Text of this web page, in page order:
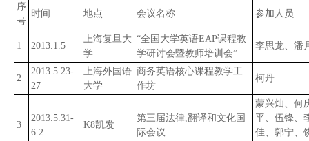
序
号
时间 地点 会议名称 参加人员
1 2013.1.5
上海复旦大
学
“全国大学英语EAP课程教
学研讨会暨教师培训会”
李思龙、潘
2
2013.5.23-
27
上海外国语
大学
商务英语核心课程教学工
作坊
柯丹
3
2013.5.31-
6.2
K8凯发
第三届法律,翻译和文化国
际会议
蒙兴灿、何
平、伍锋、
佳、郭宁、